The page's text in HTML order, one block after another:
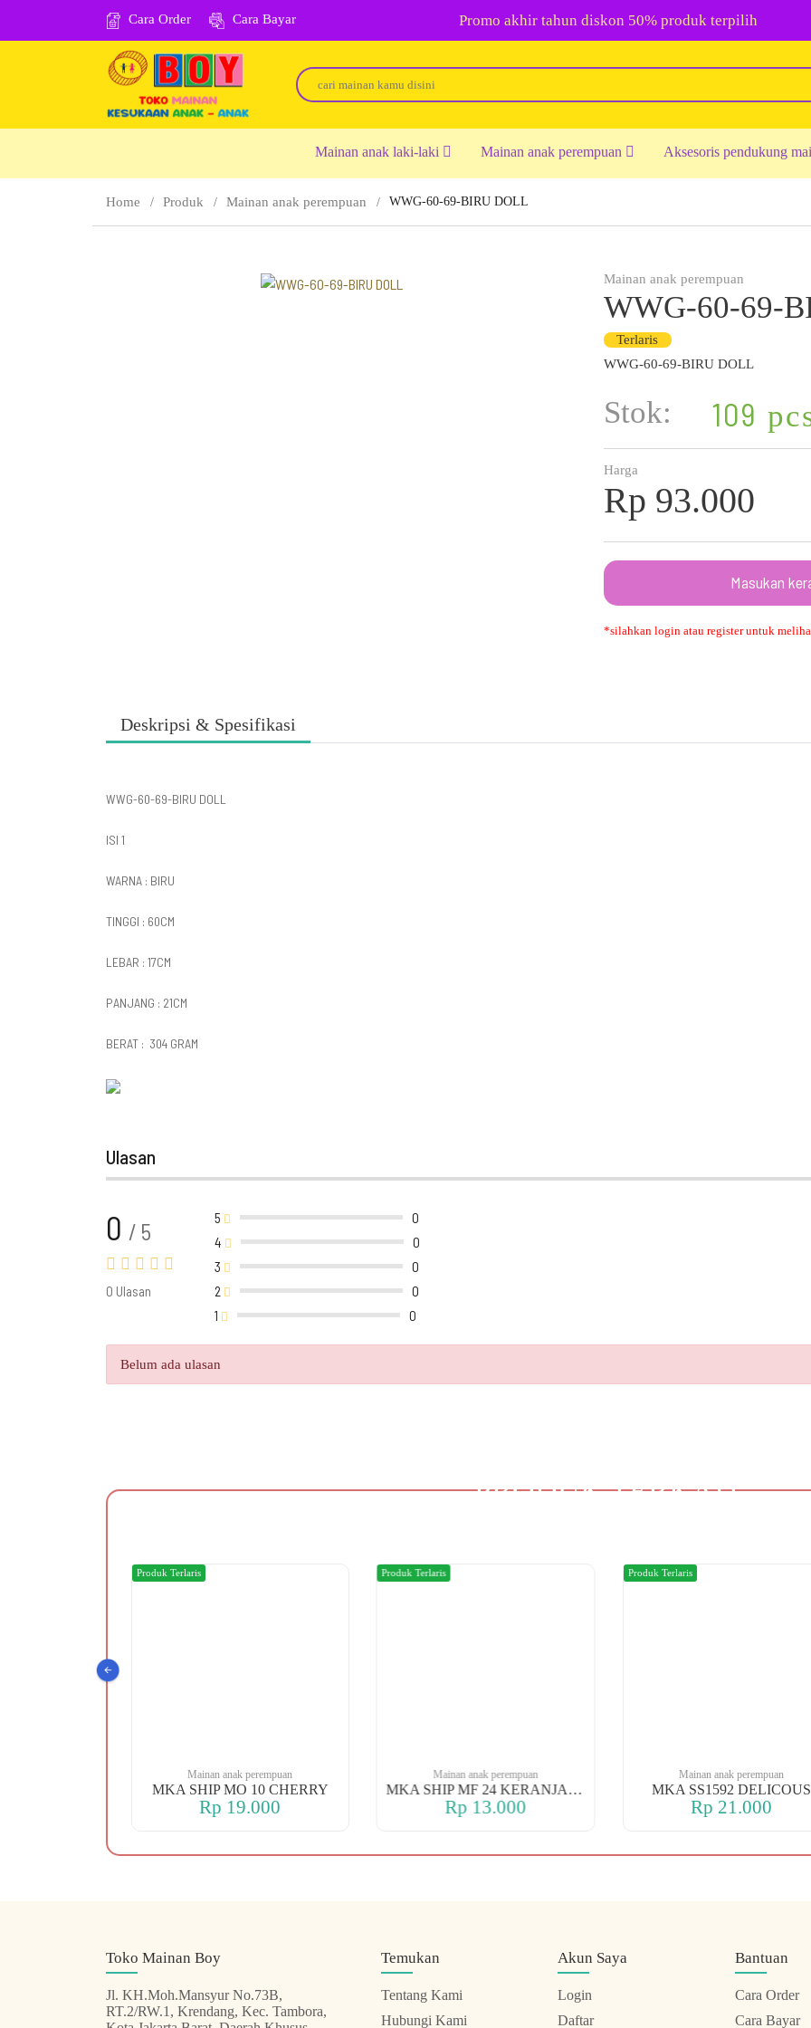
Cara Order Cara Bayar Promo akhir tahun diskon 50% produk terpilih
Mainan anak laki-laki Mainan anak perempuan Aksesoris pendukung
Home Produk Mainan anak perempuan WWG-60-69-BIRU DOLL
Mainan anak perempuan
WWG-60-69-
Terlaris
WWG-60-69-BIRU DOLL
Stok: 109
Harga
Rp 93.000
Masukan
*silahkan login atau register untuk
Deskripsi & Spesifikasi
WWG-60-69-BIRU DOLL
ISI 1
WARNA : BIRU
TINGGI : 60CM
LEBAR : 17CM
PANJANG : 21CM
BERAT : 304 GRAM
Ulasan
0 / 5
0 Ulasan
5
0
4
0
3
0
2
0
1
0
Belum ada ulasan
PRODUK TERKAIT
Mainan anak perempuan
MKA SHIP MO 10 CHERRY
Rp 19.000
Produk Terlaris
Mainan anak perempuan
MKA SHIP MF 24 KERANJANG
Rp 13.000
Produk Terlaris
Mainan anak perempuan
MKA SS1592 DELICOUS
Rp 21.000
Produk Terlaris
Toko Mainan Boy
Jl. KH.Moh.Mansyur No.73B,
RT.2/RW.1, Krendang, Kec. Tambora,
Temukan
Tentang Kami
Hubungi Kami
Akun Saya
Login
Daftar
Bantuan
Cara Order
Cara Bayar